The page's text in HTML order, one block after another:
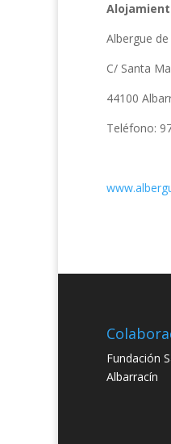
Albergue
C/ Santa
44100
Teléfono:
Fundación
Albarracín